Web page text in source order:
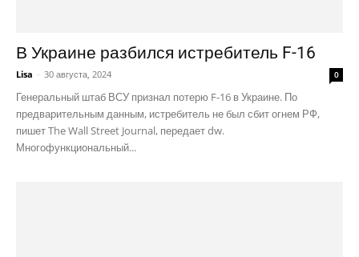
В Украине разбился истребитель F-16
Lisa - 30 августа, 2024 0
Генеральный штаб ВСУ признал потерю F-16 в Украине. По
предварительным данным, истребитель не был сбит огнем РФ,
пишет The Wall Street Journal, передает dw.
Многофункциональный...